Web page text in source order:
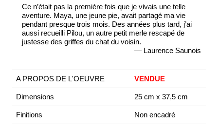
Ce n’était pas la première fois que je vivais une telle
aventure. Maya, une jeune pie, avait partagé ma vie
pendant presque trois mois. Des années plus tard, j’ai
aussi recueilli Pilou, un autre petit merle rescapé de
justesse des griffes du chat du voisin.
— Laurence Saunois
A PROPOS DE L'OEUVRE VENDUE
Dimensions 25 cm x 37,5 cm
Finitions Non encadré